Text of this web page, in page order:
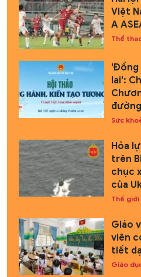
Việt
A
Thể
'Đồng
lai':
đường
Sức
Hỏa
trên
chục
của
Thế giới
Giáo
viên
tiết
Giáo